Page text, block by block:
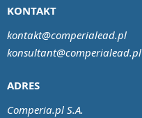
ADRES
Comperia.pl S.A.
KONTAKT
kontakt@comperialead.pl
konsultant@comperialead.pl